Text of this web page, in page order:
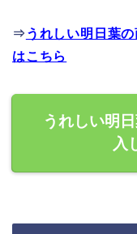
⇒ うれしい明日葉
はこちら
うれしい明
入